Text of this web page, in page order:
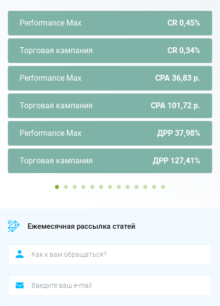
Performance Max CR 0,45%
Торговая кампания CR 0,34%
Performance Max CPA 36,83 р.
Торговая кампания CPA 101,72 р.
Performance Max ДРР 37,98%
Торговая кампания ДРР 127,41%
Ежемесячная рассылка статей